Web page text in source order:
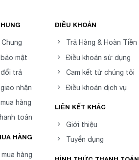
mật
trả
nhận
hàng
toán
HÀNG
hàng
ĐIỀU KHOẢN
Trả Hàng & Hoàn Tiền
Điều khoản sử dụng
Cam kết từ chúng tôi
Điều khoản dịch vụ
LIÊN KẾT KHÁC
Giới thiệu
Tuyển dụng